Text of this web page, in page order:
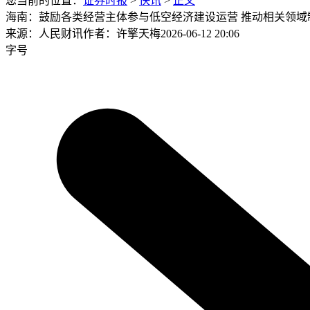
海南：鼓励各类经营主体参与低空经济建设运营 推动相关领
来源：人民财讯作者：许擎天梅2026-06-12 20:06
字号